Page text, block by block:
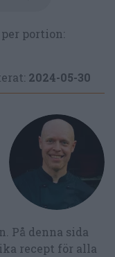
portion:
2024-05-30
På denna sida
recept för alla